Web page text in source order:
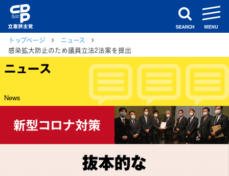
search
トップページ
ニュース
感染拡大防止のため議員立法2法案を提出
ニュース
News